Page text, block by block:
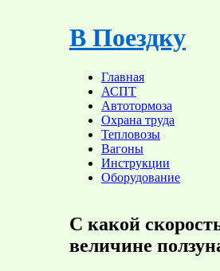
В Поездку
Главная
АСПТ
Автотормоза
Охрана труда
Тепловозы
Вагоны
Инструкции
Оборудование
С какой
величине